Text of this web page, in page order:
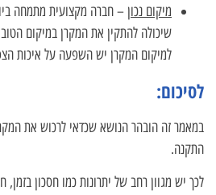
מיקום נכון – חברה מקצועית מתמחה
שיכולה להתקין את המקרן במיקום
למיקום המקרן יש השפעה על איכות
לסיכום:
במאמר זה הובהר הנושא שכדאי לרכוש את
התקנה.
לכך יש מגוון רחב של יתרונות כמו חסכון בזמן,